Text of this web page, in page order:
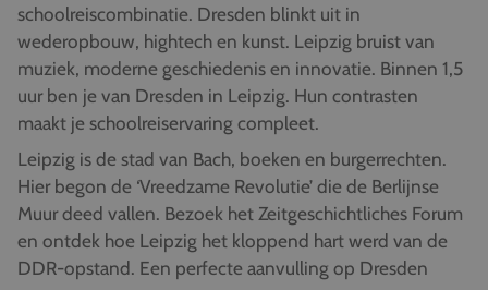
schoolreiscombinatie. Dresden blinkt uit in
wederopbouw, hightech en kunst. Leipzig bruist van
muziek, moderne geschiedenis en innovatie. Binnen 1,5
uur ben je van Dresden in Leipzig. Hun contrasten
maakt je schoolreiservaring compleet.
Leipzig is de stad van Bach, boeken en burgerrechten.
Hier begon de ‘Vreedzame Revolutie’ die de Berlijnse
Muur deed vallen. Bezoek het Zeitgeschichtliches Forum
en ontdek hoe Leipzig het kloppend hart werd van de
DDR-opstand. Een perfecte aanvulling op Dresden